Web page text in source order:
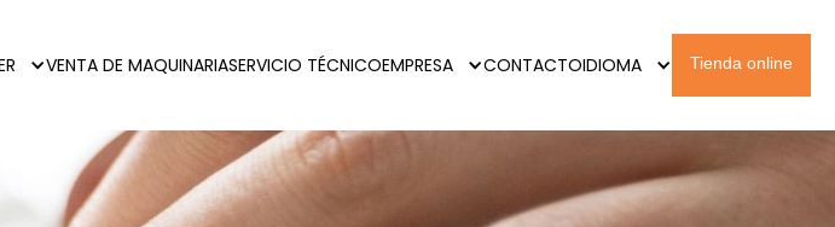
VENTA DE MAQUINARIASERVICIO TÉCNICOEMPRESA CONTACTOIDIOMA Tienda online